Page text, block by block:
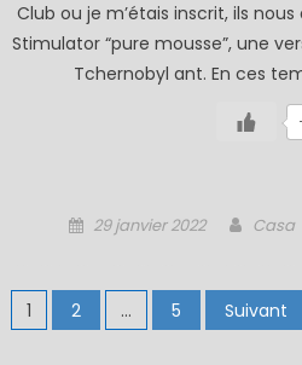
Club ou je m’étais inscrit, ils
Stimulator “pure mousse”, une
Tchernobyl ant. En ces
Posted
29 janvier 2022 Author
Casa
Pagination
des
1 2 … 5 Suivant